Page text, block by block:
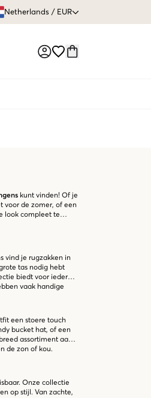
Netherlands / EUR
kunt vinden! Of je
voor de zomer, of een
look compleet te
vind je rugzakken in
tas nodig hebt
biedt voor ieder
vaak handige
een stoere touch
bucket hat, of een
assortiment aan
de zon of kou.
Onze collectie
op stijl. Van zachte,